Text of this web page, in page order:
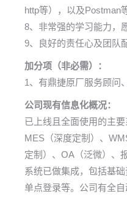
http等），以及Postman
8、非常强的学习能力，
9、良好的责任心及团队
加分项（非必需）：
1、有鼎捷原厂服务顾问
公司现有信息化概况：
已上线且全面使用的主
MES（深度定制）、
定制）、OA（泛微）、
系统已做集成，包括基
单点登录等。公司有全